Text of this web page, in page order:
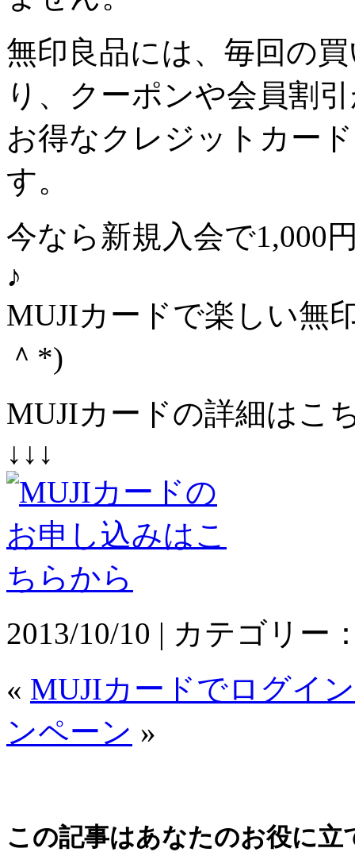
無印良品には、毎回の
り、クーポンや会員割
お得なクレジットカー
す。
今なら新規入会で1,000
♪
MUJIカードで楽しい無
＾*)
MUJIカードの詳細はこ
↓↓↓
2013/10/10 | カテゴリー
« MUJIカードでログイ
ンペーン »
この記事はあなたのお役に立